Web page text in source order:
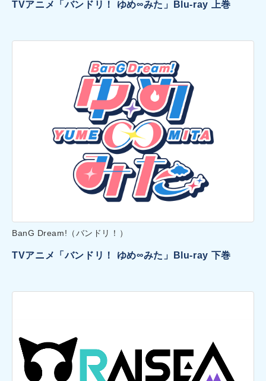
TVアニメ「バンドリ！ ゆめ∞みた」Blu-ray 上巻
BanG Dream!（バンドリ！）
TVアニメ「バンドリ！ ゆめ∞みた」Blu-ray 下巻